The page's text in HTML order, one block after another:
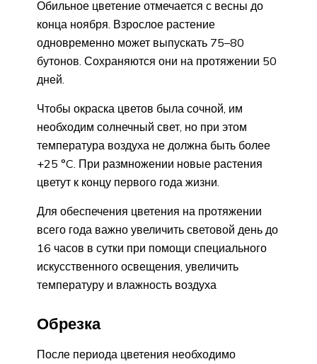
Обильное цветение отмечается с весны до
конца ноября. Взрослое растение
одновременно может выпускать 75–80
бутонов. Сохраняются они на протяжении 50
дней.
Чтобы окраска цветов была сочной, им
необходим солнечный свет, но при этом
температура воздуха не должна быть более
+25 °C. При размножении новые растения
цветут к концу первого года жизни.
Для обеспечения цветения на протяжении
всего года важно увеличить световой день до
16 часов в сутки при помощи специального
искусственного освещения, увеличить
температуру и влажность воздуха
Обрезка
После периода цветения необходимо